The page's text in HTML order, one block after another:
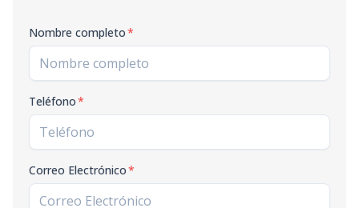
Nombre completo*
Teléfono*
Correo Electrónico*